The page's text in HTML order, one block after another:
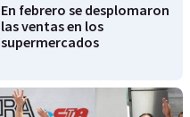
En febrero se desplomaron
las ventas en los
supermercados